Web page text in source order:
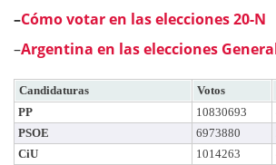
–Cómo votar en las elecciones 20-N
–Argentina en las elecciones
Candidaturas Votos
PP
10830693
PSOE
6973880
CiU
1014263